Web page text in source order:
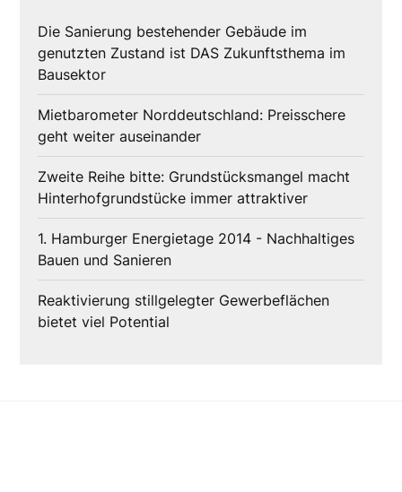
Die Sanierung bestehender Gebäude im
genutzten Zustand ist DAS Zukunftsthema im
Bausektor
Mietbarometer Norddeutschland: Preisschere
geht weiter auseinander
Zweite Reihe bitte: Grundstücksmangel macht
Hinterhofgrundstücke immer attraktiver
1. Hamburger Energietage 2014 - Nachhaltiges
Bauen und Sanieren
Reaktivierung stillgelegter Gewerbeflächen
bietet viel Potential